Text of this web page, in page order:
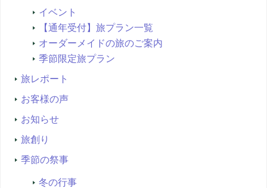
イベント
【通年受付】旅プラン一覧
オーダーメイドの旅のご案内
季節限定旅プラン
旅レポート
お客様の声
お知らせ
旅創り
季節の祭事
冬の行事